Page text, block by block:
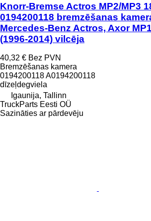
Knorr-Bremse Actros MP2/MP3
0194200118 bremzēšanas
Mercedes-Benz Actros, Axor
(1996-2014) vilcēja
40,32 € Bez PVN
Bremzēšanas kamera
0194200118 A0194200118
dīzeļdegviela
Igaunija, Tallinn
TruckParts Eesti OÜ
Sazināties ar pārdevēju